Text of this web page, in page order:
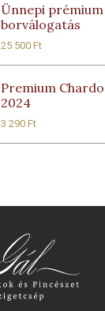
Ünnepi prémium
borválogatás
25 500Ft
Premium
2024
3 290Ft